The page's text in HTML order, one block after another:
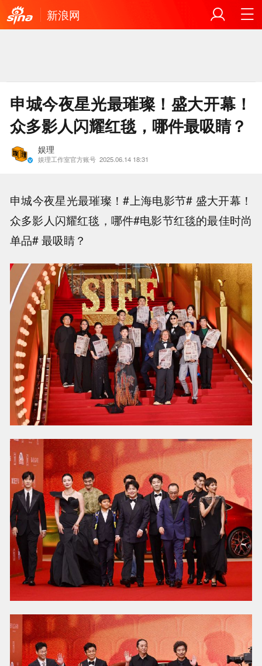
新浪网
申城今夜星光最璀璨！盛大开幕！
众多影人闪耀红毯，哪件最吸睛？
娱理
娱理工作室官方账号 2025.06.14 18:31
申城今夜星光最璀璨！#上海电影节# 盛大开幕！
众多影人闪耀红毯，哪件#电影节红毯的最佳时尚
单品# 最吸睛？